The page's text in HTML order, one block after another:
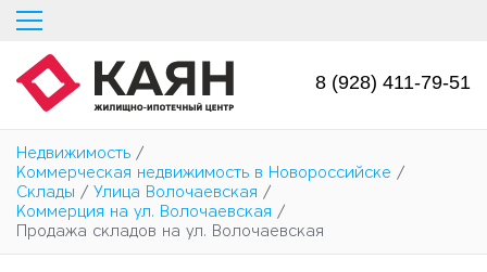
Перейти
основному
содержанию
8 (928) 411-79-51
Недвижимость /
Коммерческая недвижимость в Новороссийске /
Склады / Улица Волочаевская /
Коммерция на ул. Волочаевская /
Продажа складов на ул. Волочаевская